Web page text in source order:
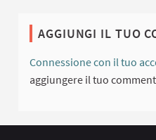
AGGIUNGI IL TUO
Connessione con il tuo
aggiungere il tuo